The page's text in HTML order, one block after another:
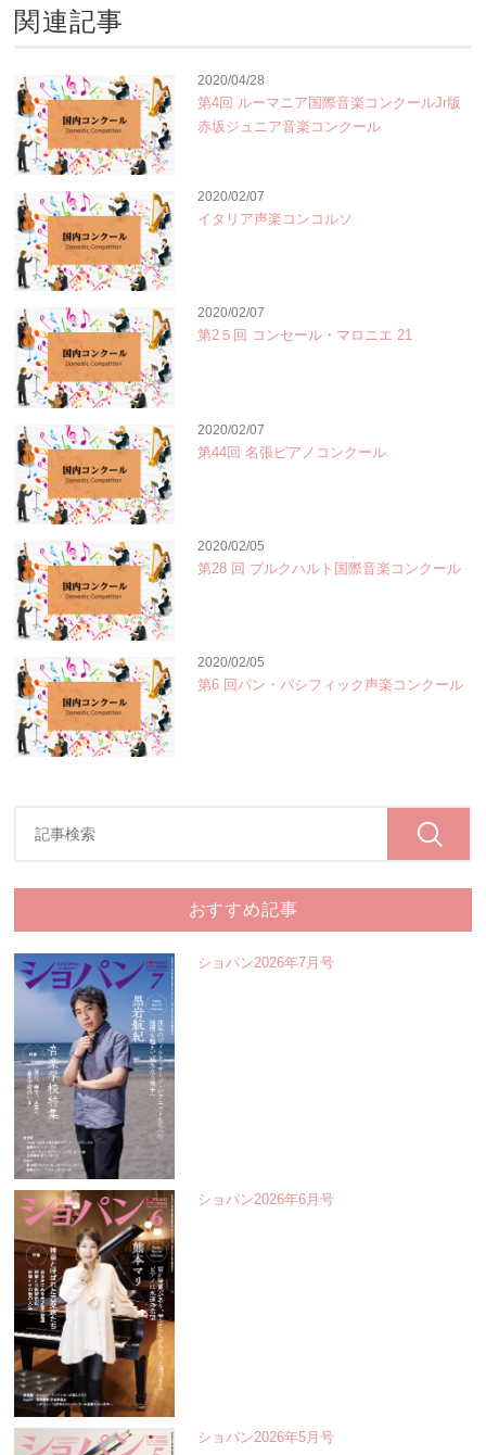
関連記事
2020/04/28
第4回 ルーマニア国際音楽コンクールJr版
赤坂ジュニア音楽コンクール
2020/02/07
イタリア声楽コンコルソ
2020/02/07
第2５回 コンセール・マロニエ 21
2020/02/07
第44回 名張ピアノコンクール
2020/02/05
第28 回 ブルクハルト国際音楽コンクール
2020/02/05
第6 回パン・パシフィック声楽コンクール
おすすめ記事
ショパン2026年7月号
ショパン2026年6月号
ショパン2026年5月号